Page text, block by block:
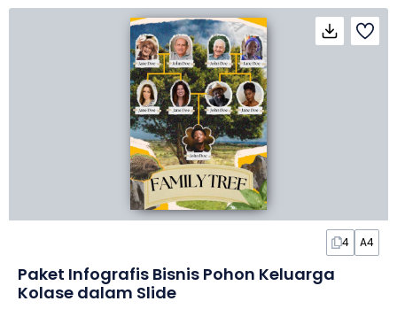
4 A4
Paket Infografis Bisnis Pohon Keluarga
Kolase dalam Slide